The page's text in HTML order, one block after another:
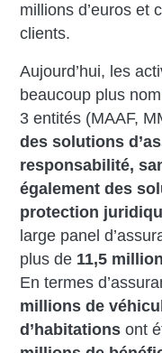
millions d’euros et
clients.
Aujourd’hui, les
beaucoup plus
3 entités (MAAF,
des solutions
responsabilité,
également des
protection
large panel
plus de 11,5
En termes
millions de
d’habitations ont